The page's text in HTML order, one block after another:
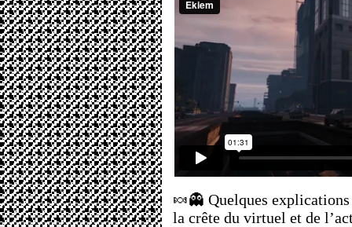
🍬👻 Quelques
la crête du virtuel et de